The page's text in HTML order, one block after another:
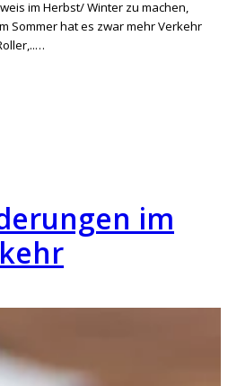
im Herbst/ Winter zu machen,
Sommer hat es zwar mehr Verkehr
im